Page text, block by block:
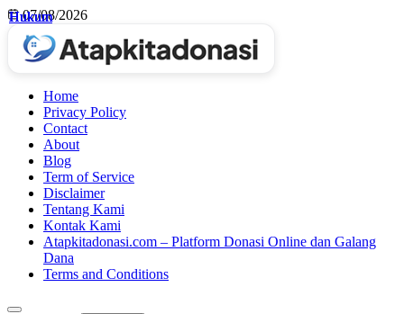
Skip
content
07/08/2026
Home
Privacy Policy
Contact
About
Blog
Term of Service
Disclaimer
Tentang Kami
Kontak Kami
Atapkitadonasi.com – Platform Donasi Online dan Galang
Dana
Terms and Conditions
Hukum
Hukum
Hukum
Hukum